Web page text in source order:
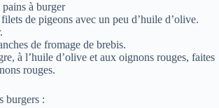
à burger
de pigeons avec un peu d’huile d’olive.
de fromage de brebis.
à l’huile d’olive et aux oignons rouges, faites
rouges.
burgers :